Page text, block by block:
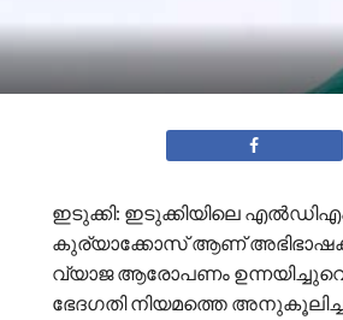
ഇടുക്കി: ഇടുക്കിയിലെ
കുര്യാക്കോസ് ആണ് അഭിഭാഷകൻ
വ്യാജ ആരോപണം
ഭേദഗതി നിയമത്തെ